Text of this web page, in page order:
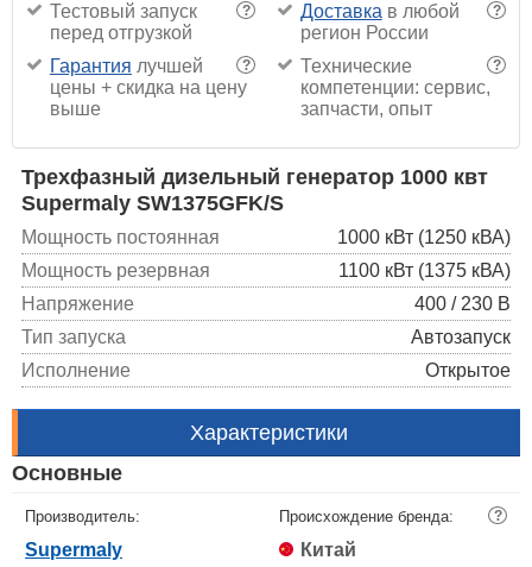
?
Тестовый запуск
перед отгрузкой
?
Доставка в любой
регион России
?
Гарантия лучшей
цены + скидка на цену
выше
?
Технические
компетенции: сервис,
запчасти, опыт
Трехфазный дизельный генератор 1000 квт
Supermaly SW1375GFK/S
Мощность постоянная
1000 кВт (1250 кВА)
Мощность резервная
1100 кВт (1375 кВА)
Напряжение
400 / 230 В
Тип запуска
Автозапуск
Исполнение
Открытое
Характеристики
Основные
Производитель:
Supermaly
Происхождение бренда: ?
Китай